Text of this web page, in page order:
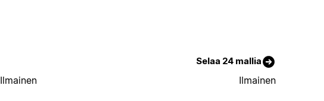
Selaa 24 mallia
Ilmainen Ilmainen